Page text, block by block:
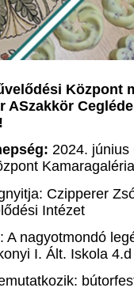
Központ
ASzakkör
2024. június
Czipperer
Intézet
A nagyotmondó
I. Ált. Iskola